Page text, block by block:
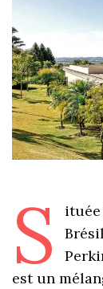
S
ituée
est un